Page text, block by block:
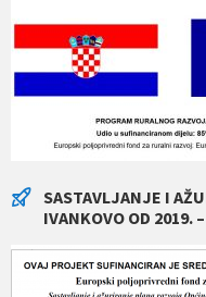
SASTAVLJANJE I
IVANKOVO OD 2019.